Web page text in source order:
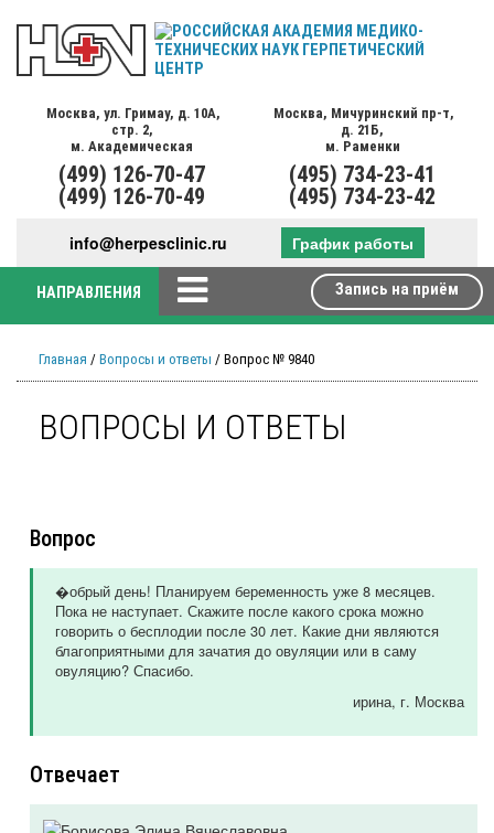
Москва, ул. Гримау, д. 10А,
стр. 2,
м. Академическая
(499) 126-70-47
(499) 126-70-49
Москва, Мичуринский пр-т,
д. 21Б,
м. Раменки
(495) 734-23-41
(495) 734-23-42
info@herpesclinic.ru График работы
НАПРАВЛЕНИЯ Запись на приём
Главная / Вопросы и ответы / Вопрос № 9840
ВОПРОСЫ И ОТВЕТЫ
Вопрос
�обрый день! Планируем беременность уже 8 месяцев.
Пока не наступает. Скажите после какого срока можно
говорить о бесплодии после 30 лет. Какие дни являются
благоприятными для зачатия до овуляции или в саму
овуляцию? Спасибо.
ирина, г. Москва
Отвечает